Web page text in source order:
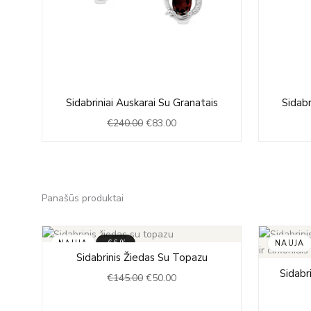
Sidabriniai Auskarai Su Granatais
€240.00
price
was:
€83.00
price
is:
Panašūs produktai
NAUJA -66%
Sidabrinis Žiedas Su Topazu
€145.00
price
was:
€50.00
price
is:
NAUJA